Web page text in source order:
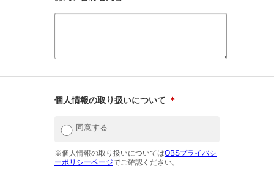
個人情報の取り扱いについて ＊
同意する
※個人情報の取り扱いについてはOBSプライバシ
ーポリシーページでご確認ください。